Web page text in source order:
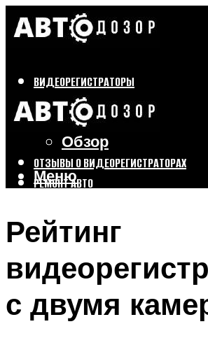
ВИДЕОРЕГИСТРАТОРЫ
Бренды
Выбор
Обзор
ОТЗЫВЫ О ВИДЕОРЕГИСТРАТОРАХ
РЕМОНТ АВТО
Меню
Рейтинг
с двумя